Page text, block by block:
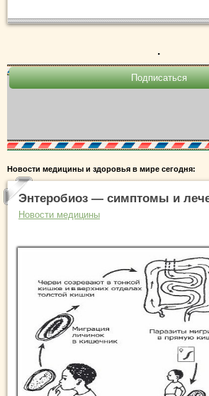
.
Новости медицины и здоровья в мире сегодня:
Энтеробиоз — симптомы и
Новости медицины